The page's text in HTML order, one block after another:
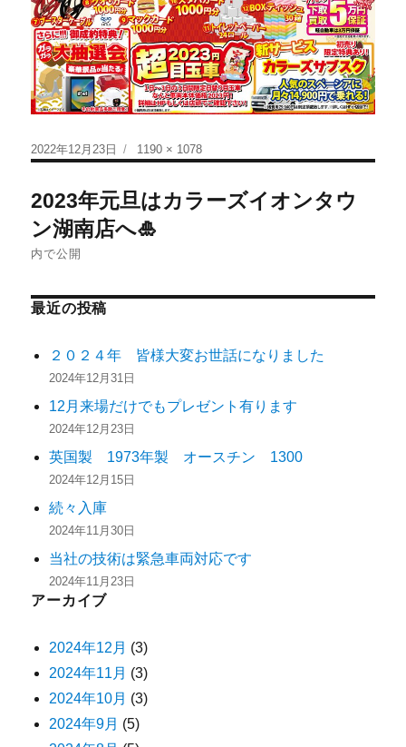
2022年12月23日 1190 × 1078
2023年元旦はカラーズイオンタウ
ン湖南店へ🎍
内で公開
最近の投稿
２０２４年 皆様大変お世話になりました
2024年12月31日
12月来場だけでもプレゼント有ります
2024年12月23日
英国製 1973年製 オースチン 1300
2024年12月15日
続々入庫
2024年11月30日
当社の技術は緊急車両対応です
2024年11月23日
アーカイブ
2024年12月 (3)
2024年11月 (3)
2024年10月 (3)
2024年9月 (5)